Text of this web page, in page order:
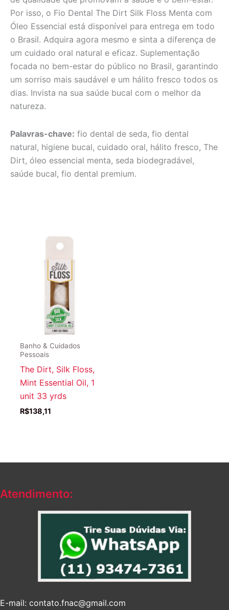
Por isso, o Fio Dental The Dirt Silk Floss Menta com
Óleo Essencial está disponível para entrega em todo
o Brasil. Adquira agora mesmo e sinta a diferença de
um cuidado oral natural e eficaz. Suplementação
focada no bem-estar do público no Brasil, garantindo
um sorriso mais saudável e um hálito fresco todos os
dias. Invista na sua saúde bucal com o melhor da
natureza.
Palavras-chave: fio dental de seda, fio dental
natural, higiene bucal, cuidado oral, hálito fresco, The
Dirt, óleo essencial menta, seda biodegradável,
saúde bucal, fio dental premium.
Banho & Cuidados
Pessoais
The Dirt, Silk Floss,
Mint Essential Oil, 1
unit 33 yrds
R$138,11
Atendimento:
E-mail: contato.fnac@gmail.com